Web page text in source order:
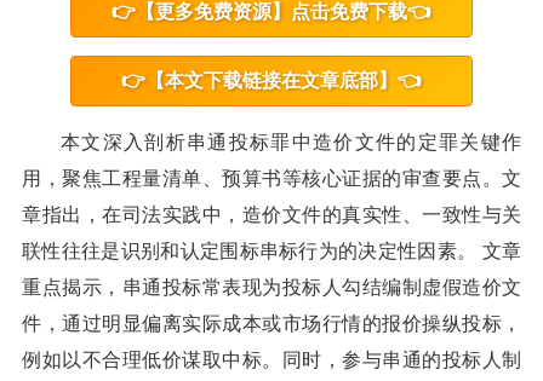
👉【更多免费资源】点击免费下载👈
👉【本文下载链接在文章底部】👈
本文深入剖析串通投标罪中造价文件的定罪关键作
用，聚焦工程量清单、预算书等核心证据的审查要点。文
章指出，在司法实践中，造价文件的真实性、一致性与关
联性往往是识别和认定围标串标行为的决定性因素。 文章
重点揭示，串通投标常表现为投标人勾结编制虚假造价文
件，通过明显偏离实际成本或市场行情的报价操纵投标，
例如以不合理低价谋取中标。同时，参与串通的投标人制